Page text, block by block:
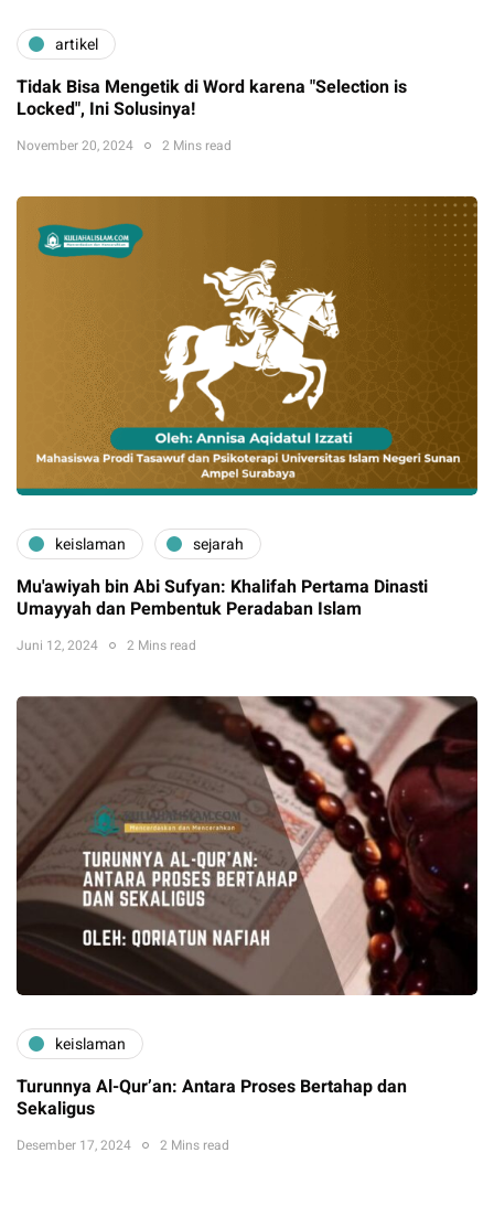
artikel
Tidak Bisa Mengetik di Word karena "Selection is
Locked", Ini Solusinya!
November 20, 2024 2 Mins read
keislaman sejarah
Mu'awiyah bin Abi Sufyan: Khalifah Pertama Dinasti
Umayyah dan Pembentuk Peradaban Islam
Juni 12, 2024 2 Mins read
keislaman
Turunnya Al-Qur’an: Antara Proses Bertahap dan
Sekaligus
Desember 17, 2024 2 Mins read